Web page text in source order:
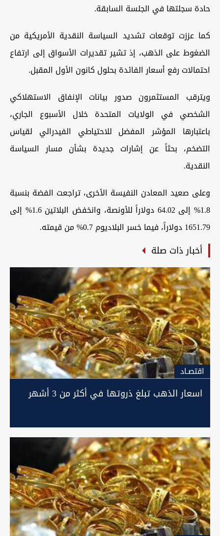
حادة سجلتها في الجلسة السابقة.
كما عززت توقعات تشديد السياسة النقدية الأمريكية من
الضغوط على الذهب، إذ تشير تقديرات الأسواق إلى ارتفاع
احتمالات رفع أسعار الفائدة بحلول كانون الأول المقبل.
ويترقب المستثمرون صدور بيانات الإنفاق الاستهلاكي
الشخصي في الولايات المتحدة خلال الأسبوع الجاري،
باعتبارها المؤشر المفضل للاحتياطي الفيدرالي لقياس
التضخم، بحثاً عن إشارات جديدة بشأن مسار السياسة
النقدية.
وعلى صعيد المعادن النفيسة الأخرى، تراجعت الفضة بنسبة
1.8% إلى 64.02 دولاراً للأونصة، وانخفض البلاتين 1.6% إلى
1651.79 دولاراً، فيما خسر البلاديوم 0.7% من قيمته.
أخبار ذات صلة
اقتصـاد
اسعار الذهب تبلغ ذروتها في أكثر من 3 أشهر